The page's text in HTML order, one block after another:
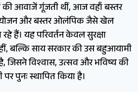
की आवाजें गूंजती थीं, आज वहाँ बस्तर
और बस्तर ओलंपिक जैसे खेल
हैं। यह परिवर्तन केवल सुरक्षा
बल्कि साय सरकार की उस बहुआयामी
जिसने विश्वास, उत्सव और भविष्य की
पुनः स्थापित किया है।